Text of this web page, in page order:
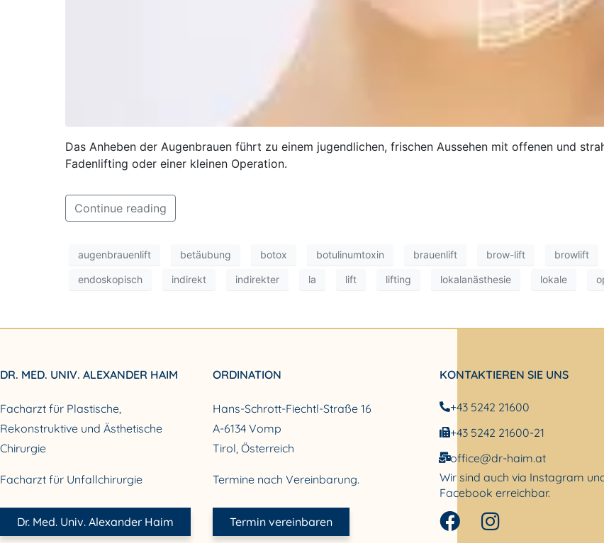
Das Anheben der Augenbrauen führt zu einem jugendlichen, frischen Aussehen mit offenen und
Fadenlifting oder einer kleinen Operation.
Continue reading
augenbrauenlift betäubung botox botulinumtoxin brauenlift brow-lift browlift
endoskopisch indirekt indirekter la lift lifting lokalanästhesie lokale
DR. MED. UNIV. ALEXANDER HAIM
Facharzt für Plastische,
Rekonstruktive und Ästhetische
Chirurgie
Facharzt für Unfallchirurgie
Dr. Med. Univ. Alexander Haim
ORDINATION
Hans-Schrott-Fiechtl-Straße 16
A-6134 Vomp
Tirol, Österreich
Termine nach Vereinbarung.
Termin vereinbaren
KONTAKTIEREN SIE UNS
+43 5242 21600
+43 5242 21600-21
office@dr-haim.at
Wir sind auch via Instagram
Facebook erreichbar.